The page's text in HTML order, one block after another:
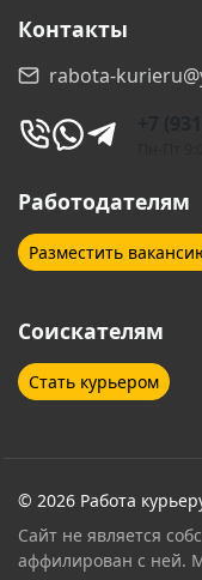
Выборг
Геленджик
Дзержинский
Дубна
Ессентуки
Жуковский
Ивантеевка
Иркутск
Контакты
rabota-
Работодателям
Разместить
Соискателям
Стать курьером
© 2026 Работа
Сайт не является
аффилирован с ней.